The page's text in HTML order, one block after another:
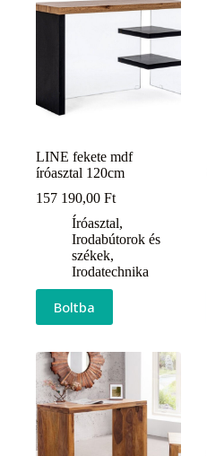
LINE fekete mdf
íróasztal 120cm
157 190,00 Ft
Íróasztal,
Irodabútorok és
székek,
Irodatechnika
Boltba